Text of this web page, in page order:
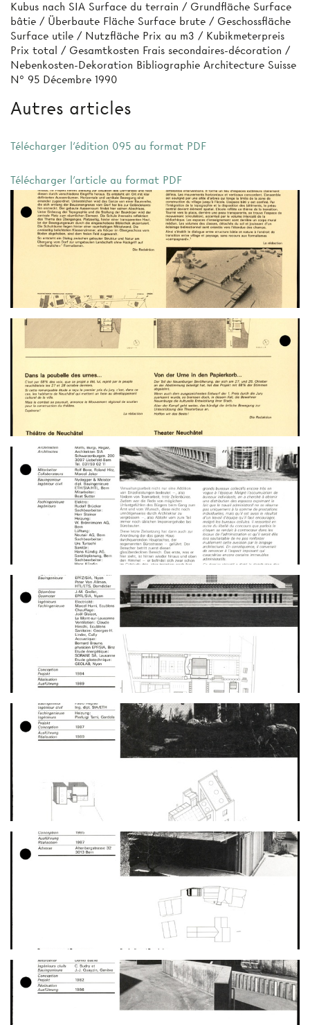
Kubus nach SIA Surface du terrain / Grundfläche Surface
bâtie / Überbaute Fläche Surface brute / Geschossfläche
Surface utile / Nutzfläche Prix au m3 / Kubikmeterpreis
Prix total / Gesamtkosten Frais secondaires-décoration /
Nebenkosten-Dekoration Bibliographie Architecture Suisse
N° 95 Décembre 1990
Autres articles
Télécharger l'édition 095 au format PDF
Télécharger l'article au format PDF